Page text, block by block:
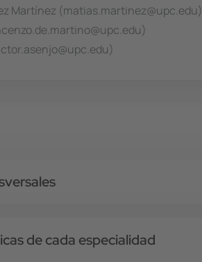
Martínez (matias.martinez@upc.edu)
de cada especialidad